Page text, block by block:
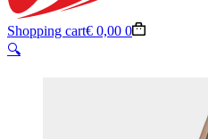
Shopping cart€ 0,00 0
🔍